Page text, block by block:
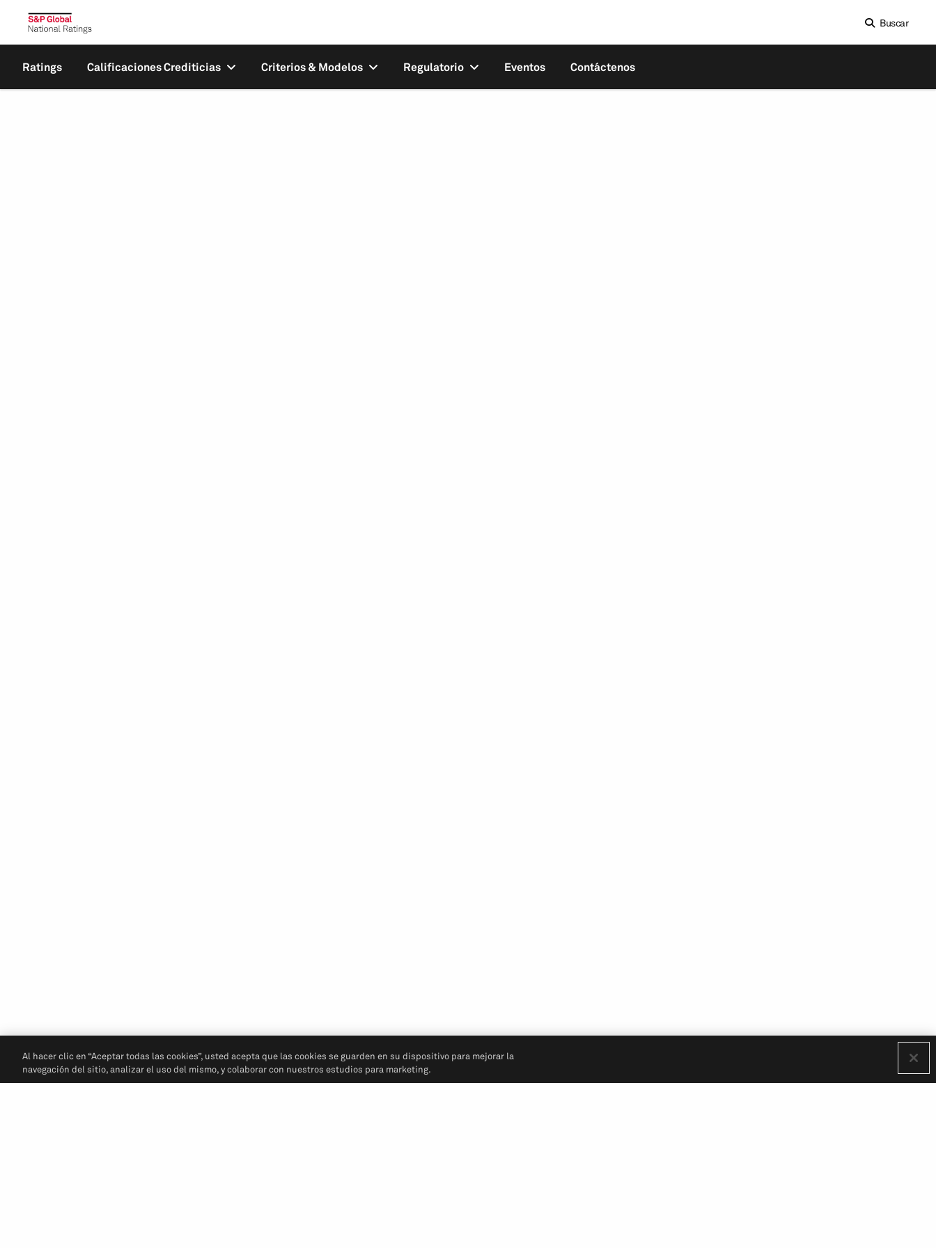
Buscar
Ratings Calificaciones Crediticias Criterios & Modelos Regulatorio Eventos Contáctenos
Al hacer clic en “Aceptar todas las cookies”, usted acepta que las cookies se guarden en su dispositivo para mejorar la
navegación del sitio, analizar el uso del mismo, y colaborar con nuestros estudios para marketing.